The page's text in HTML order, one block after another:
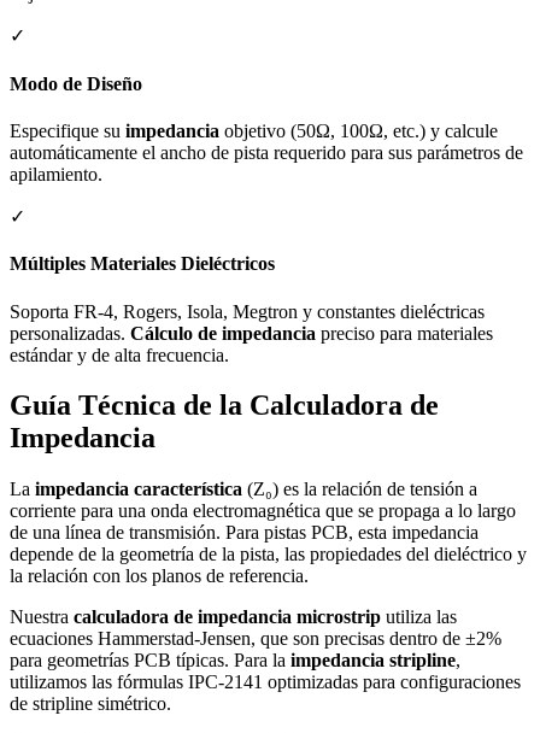
✓
Modo de Diseño
Especifique su impedancia objetivo (50Ω, 100Ω, etc.) y calcule
automáticamente el ancho de pista requerido para sus parámetros de
apilamiento.
✓
Múltiples Materiales Dieléctricos
Soporta FR-4, Rogers, Isola, Megtron y constantes dieléctricas
personalizadas. Cálculo de impedancia preciso para materiales
estándar y de alta frecuencia.
Guía Técnica de la Calculadora de
Impedancia
La impedancia característica (Z₀) es la relación de tensión a
corriente para una onda electromagnética que se propaga a lo largo
de una línea de transmisión. Para pistas PCB, esta impedancia
depende de la geometría de la pista, las propiedades del dieléctrico y
la relación con los planos de referencia.
Nuestra calculadora de impedancia microstrip utiliza las
ecuaciones Hammerstad-Jensen, que son precisas dentro de ±2%
para geometrías PCB típicas. Para la impedancia stripline,
utilizamos las fórmulas IPC-2141 optimizadas para configuraciones
de stripline simétrico.